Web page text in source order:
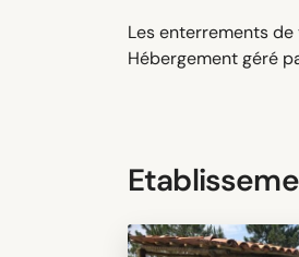
Les enterrements
Hébergement géré